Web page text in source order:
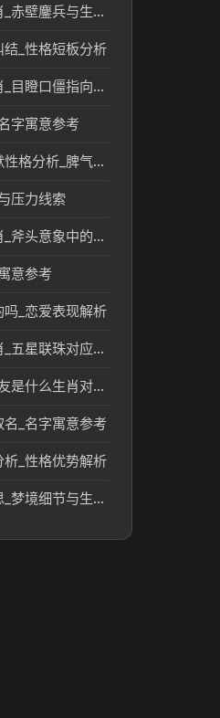
赤壁鏖兵是什么生肖_赤壁鏖兵与生肖文化的传统解读
_性格短板分析
目瞪口僵是什么生肖_目瞪口僵指向的生肖含义解析
字寓意参考
金牛座越生气越沉默性格分析_脾气特点解析
压力线索
拿斧头的是什么生肖_斧头意象中的生肖文化解读
意参考
_恋爱表现解析
五星联珠是什么生肖_五星联珠对应的生肖及民俗文化分析
队友是什么生肖_队友是什么生肖对应性格与特点分析
_名字寓意参考
_性格优势解析
梦到玩火是什么意思_梦境细节与生活参考